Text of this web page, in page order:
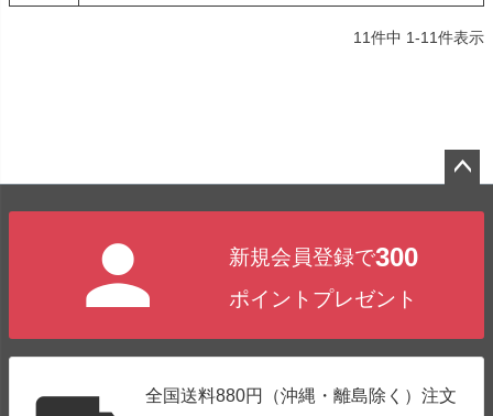
11件中 1-11件表示
新規会員登録で300
ポイントプレゼント
全国送料880円（沖縄・離島除く）注文